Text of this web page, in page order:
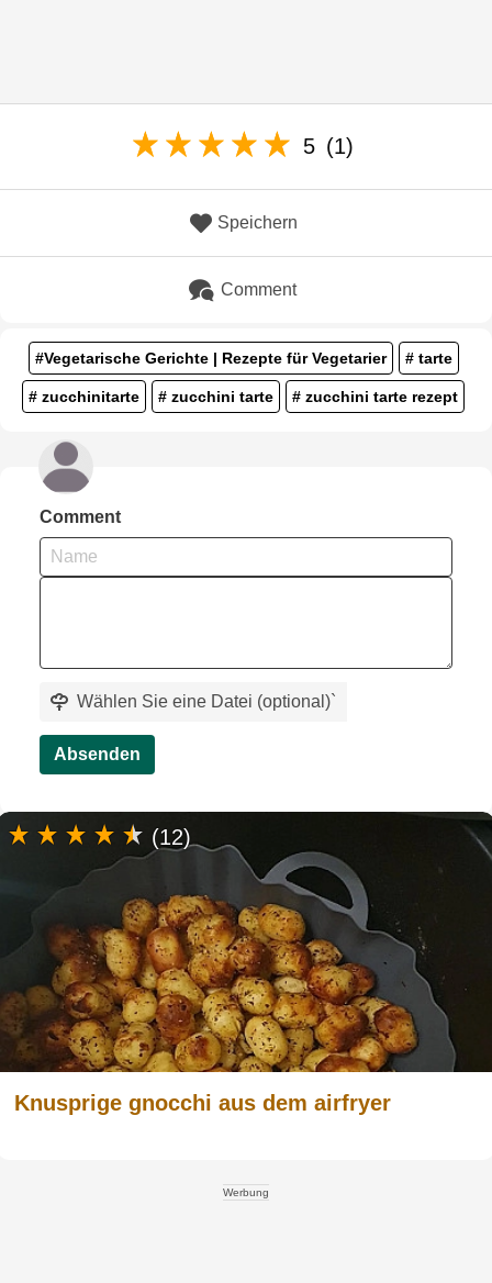
5 (1)
Speichern
Comment
#Vegetarische Gerichte | Rezepte für Vegetarier # tarte
# zucchinitarte # zucchini tarte # zucchini tarte rezept
Comment
Wählen Sie eine Datei (optional)`
Absenden
Knusprige gnocchi aus dem airfryer
(12)
Werbung